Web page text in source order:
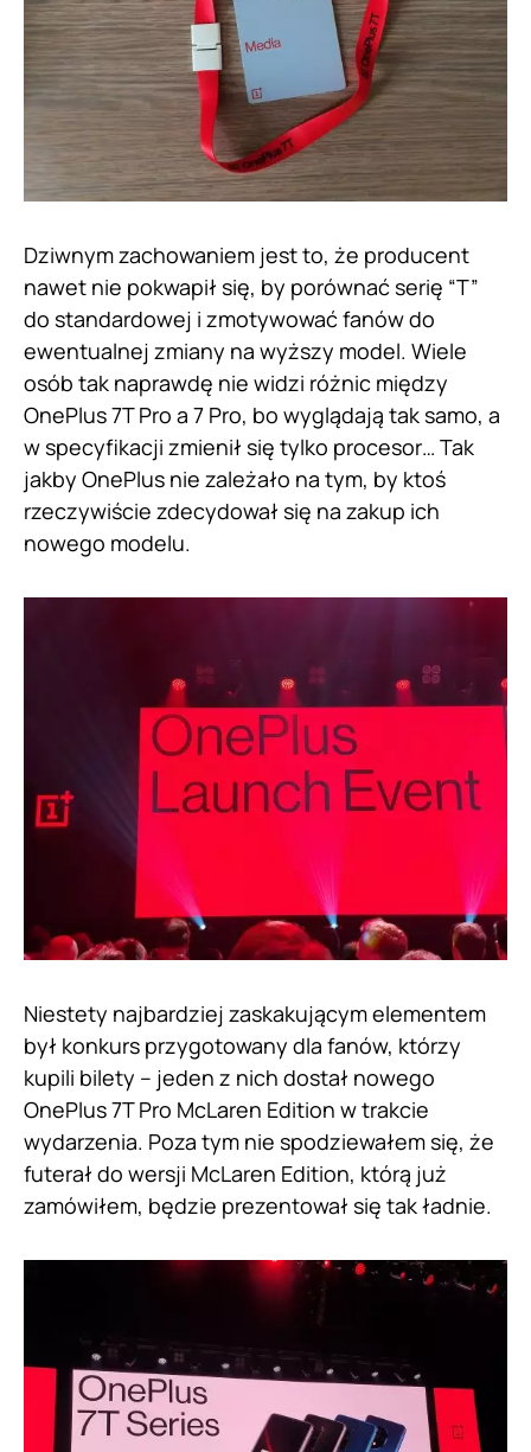
Dziwnym zachowaniem jest to, że producent
nawet nie pokwapił się, by porównać serię “T”
do standardowej i zmotywować fanów do
ewentualnej zmiany na wyższy model. Wiele
osób tak naprawdę nie widzi różnic między
OnePlus 7T Pro a 7 Pro, bo wyglądają tak samo, a
w specyfikacji zmienił się tylko procesor… Tak
jakby OnePlus nie zależało na tym, by ktoś
rzeczywiście zdecydował się na zakup ich
nowego modelu.
Niestety najbardziej zaskakującym elementem
był konkurs przygotowany dla fanów, którzy
kupili bilety – jeden z nich dostał nowego
OnePlus 7T Pro McLaren Edition w trakcie
wydarzenia. Poza tym nie spodziewałem się, że
futerał do wersji McLaren Edition, którą już
zamówiłem, będzie prezentował się tak ładnie.